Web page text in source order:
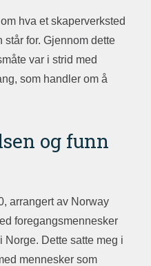
hva et skaperverksted
for. Gjennom dette
var i strid med
som handler om å
og funn
arrangert av Norway
foregangsmennesker
Dette satte meg i
mennesker som